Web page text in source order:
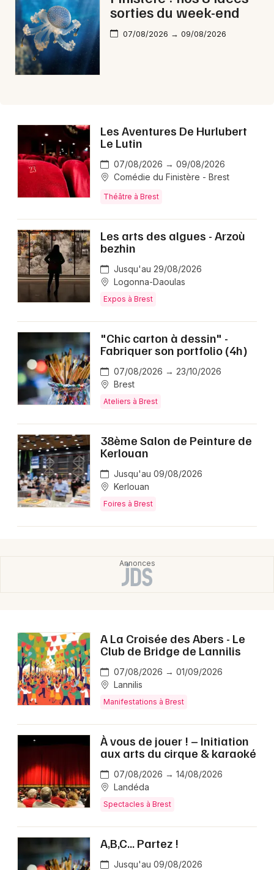
sorties du week-end
07/08/2026 → 09/08/2026
Les Aventures De Hurlubert
Le Lutin
07/08/2026 → 09/08/2026
Comédie du Finistère - Brest
Théâtre à Brest
Les arts des algues - Arzoù
bezhin
Jusqu'au 29/08/2026
Logonna-Daoulas
Expos à Brest
"Chic carton à dessin" -
Fabriquer son portfolio (4h)
07/08/2026 → 23/10/2026
Brest
Ateliers à Brest
38ème Salon de Peinture de
Kerlouan
Jusqu'au 09/08/2026
Kerlouan
Foires à Brest
A La Croisée des Abers - Le
Club de Bridge de Lannilis
07/08/2026 → 01/09/2026
Lannilis
Manifestations à Brest
À vous de jouer ! – Initiation
aux arts du cirque & karaoké
07/08/2026 → 14/08/2026
Landéda
Spectacles à Brest
A,B,C... Partez !
Jusqu'au 09/08/2026